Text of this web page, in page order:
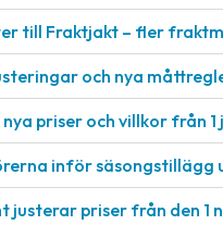
till Fraktjakt – fler
och nya
priser och villkor från 1
inför säsongstillägg
justerar priser från den 1